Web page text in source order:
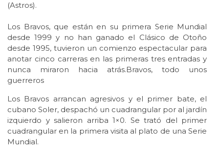
(Astros).
Los Bravos, que están en su primera Serie Mundial
desde 1999 y no han ganado el Clásico de Otoño
desde 1995, tuvieron un comienzo espectacular para
anotar cinco carreras en las primeras tres entradas y
nunca miraron hacia atrás.Bravos, todo unos
guerreros
Los Bravos arrancan agresivos y el primer bate, el
cubano Soler, despachó un cuadrangular por al jardín
izquierdo y salieron arriba 1×0. Se trató del primer
cuadrangular en la primera visita al plato de una Serie
Mundial.